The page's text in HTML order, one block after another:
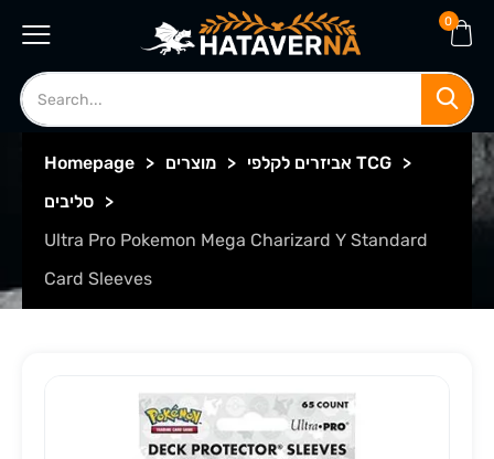
0
Homepage > מוצרים > אביזרים לקלפי TCG >
סליבים >
Ultra Pro Pokemon Mega Charizard Y Standard
Card Sleeves